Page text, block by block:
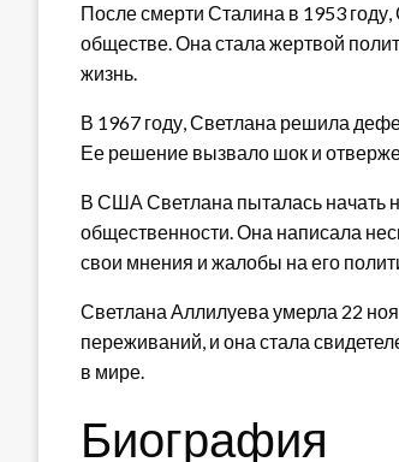
После смерти Сталина в 1953 году,
обществе. Она стала жертвой
жизнь.
В 1967 году, Светлана решила
Ее решение вызвало шок и
В США Светлана пыталась начать
общественности. Она написала
свои мнения и жалобы на его
Светлана Аллилуева умерла 22
переживаний, и она стала
в мире.
Биография